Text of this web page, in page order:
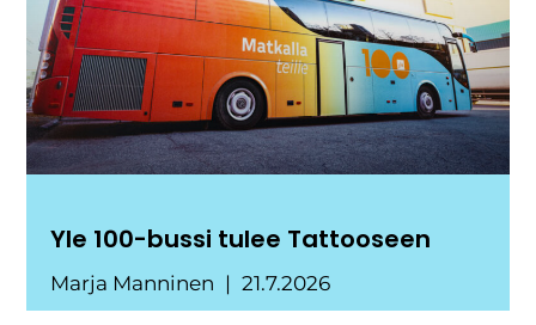
Yle 100-bussi tulee Tattooseen
Marja Manninen 21.7.2026